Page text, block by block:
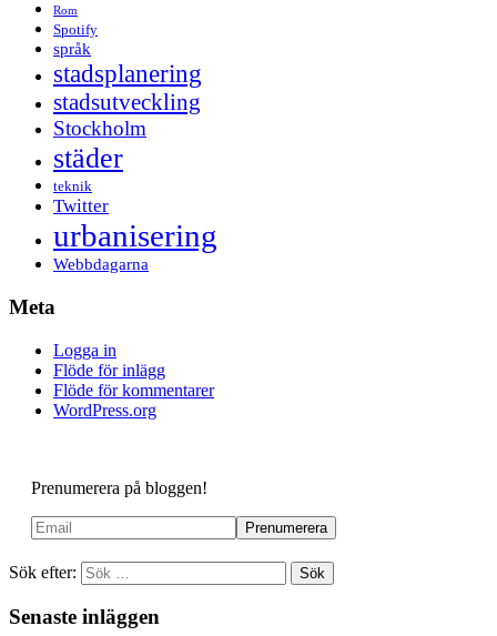
Rom
Spotify
språk
stadsplanering
stadsutveckling
Stockholm
städer
teknik
Twitter
urbanisering
Webbdagarna
Meta
Logga in
Flöde för inlägg
Flöde för kommentarer
WordPress.org
Prenumerera på bloggen!
Sök efter:
Senaste inläggen